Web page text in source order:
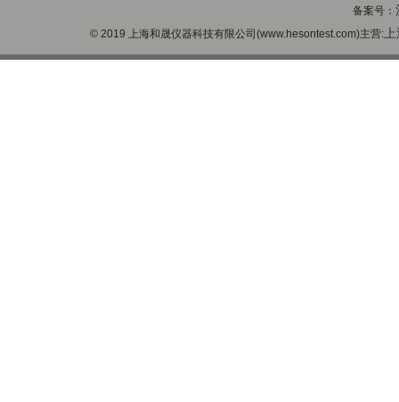
备案号：
© 2019 上海和晟仪器科技有限公司(www.hesontest.com)主营:上